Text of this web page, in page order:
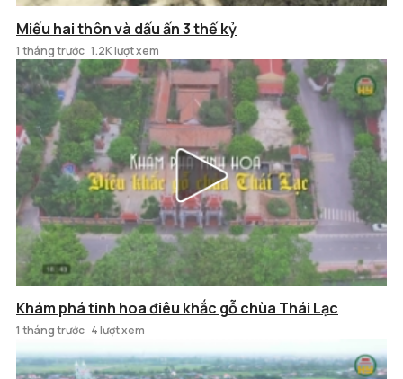
Miếu hai thôn và dấu ấn 3 thế kỷ
1 tháng trước 1.2K lượt xem
Khám phá tinh hoa điêu khắc gỗ chùa Thái Lạc
1 tháng trước 4 lượt xem